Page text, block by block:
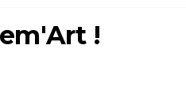
!